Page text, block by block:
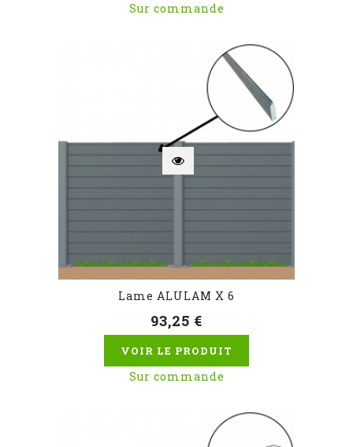
Sur commande
Lame ALULAM X 6
93,25 €
VOIR LE PRODUIT
Sur commande